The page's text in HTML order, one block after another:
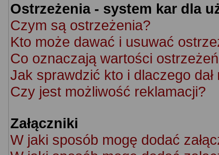
Ostrzeżenia - system kar dla
Czym są ostrzeżenia?
Kto może dawać i usuwać
Co oznaczają wartości
Jak sprawdzić kto i dlaczego
Czy jest możliwość reklamacji?
Załączniki
W jaki sposób mogę dodać